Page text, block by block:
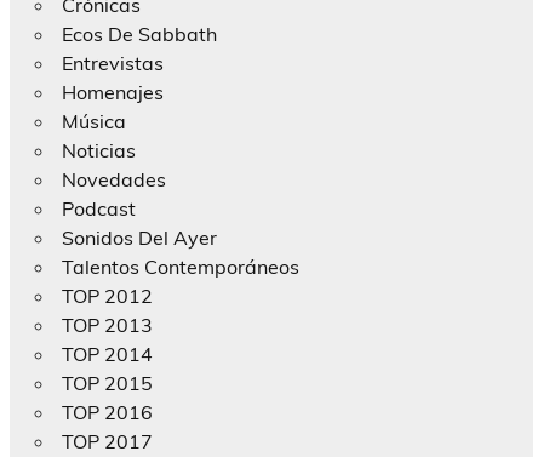
Crónicas
Ecos De Sabbath
Entrevistas
Homenajes
Música
Noticias
Novedades
Podcast
Sonidos Del Ayer
Talentos Contemporáneos
TOP 2012
TOP 2013
TOP 2014
TOP 2015
TOP 2016
TOP 2017